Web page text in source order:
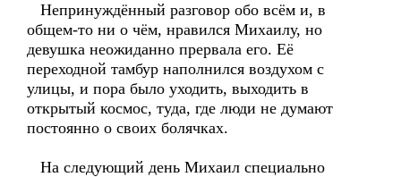
Непринуждённый разговор обо всём и, в
общем-то ни о чём, нравился Михаилу, но
девушка неожиданно прервала его. Её
переходной тамбур наполнился воздухом с
улицы, и пора было уходить, выходить в
открытый космос, туда, где люди не думают
постоянно о своих болячках.
На следующий день Михаил специально